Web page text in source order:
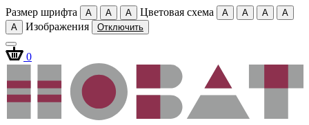
Размер шрифта A A A Цветовая схема A A A
A
A
Изображения Отключить
0